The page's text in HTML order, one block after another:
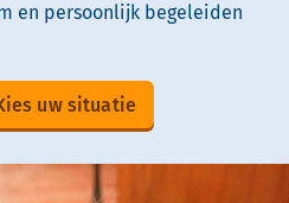
en persoonlijk begeleiden
uw situatie